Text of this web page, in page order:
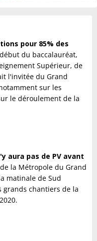
pour 85% des
du baccalauréat,
Supérieur, de
l'invitée du Grand
sur les
le déroulement de la
aura pas de PV avant
la Métropole du Grand
matinale de Sud
grands chantiers de la